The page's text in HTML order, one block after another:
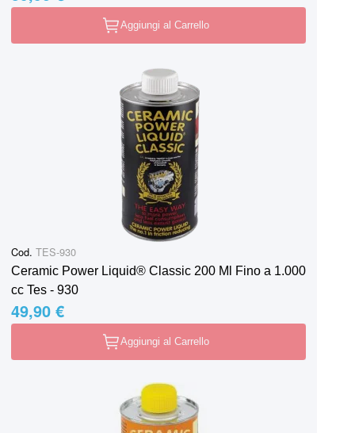
Aggiungi al Carrello
Cod. TES-930
Ceramic Power Liquid® Classic 200 Ml Fino a 1.000
cc Tes - 930
49,90 €
Aggiungi al Carrello